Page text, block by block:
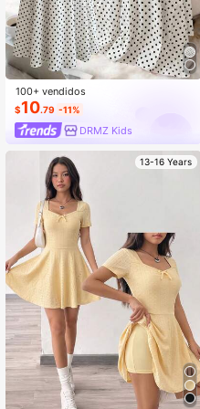
100+ vendidos
$10.79 -11%
DRMZ Kids
13-16 Years